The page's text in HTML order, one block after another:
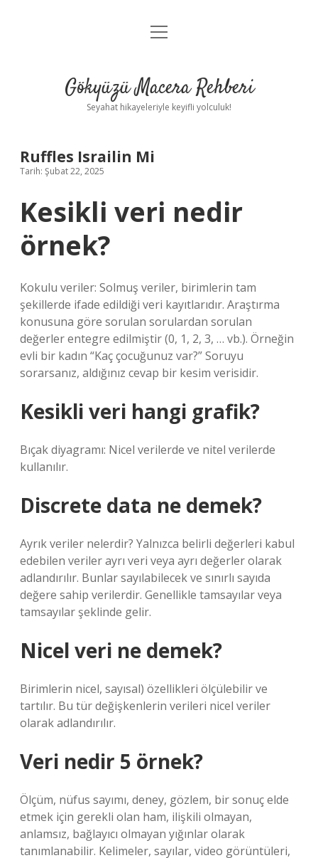
Anasayfa
Yasal Uyarı
menüyü
Gökyüzü Macera Rehberi
Seyahat hikayeleriyle keyifli yolculuk!
Ruffles Israilin Mi
Tarih: Şubat 22, 2025
Kesikli veri nedir
örnek?
Kokulu veriler: Solmuş veriler, birimlerin tam
şekillerde ifade edildiği veri kayıtlarıdır. Araştırma
konusuna göre sorulan sorulardan sorulan
değerler entegre edilmiştir (0, 1, 2, 3, … vb.). Örneğin
evli bir kadın “Kaç çocuğunuz var?” Soruyu
sorarsanız, aldığınız cevap bir kesim verisidir.
Kesikli veri hangi grafik?
Bıçak diyagramı: Nicel verilerde ve nitel verilerde
kullanılır.
Discrete data ne demek?
Ayrık veriler nelerdir? Yalnızca belirli değerleri kabul
edebilen veriler ayrı veri veya ayrı değerler olarak
adlandırılır. Bunlar sayılabilecek ve sınırlı sayıda
değere sahip verilerdir. Genellikle tamsayılar veya
tamsayılar şeklinde gelir.
Nicel veri ne demek?
Birimlerin nicel, sayısal) özellikleri ölçülebilir ve
tartılır. Bu tür değişkenlerin verileri nicel veriler
olarak adlandırılır.
Veri nedir 5 örnek?
Ölçüm, nüfus sayımı, deney, gözlem, bir sonuç elde
etmek için gerekli olan ham, ilişkili olmayan,
anlamsız, bağlayıcı olmayan yığınlar olarak
tanımlanabilir. Kelimeler, sayılar, video görüntüleri,